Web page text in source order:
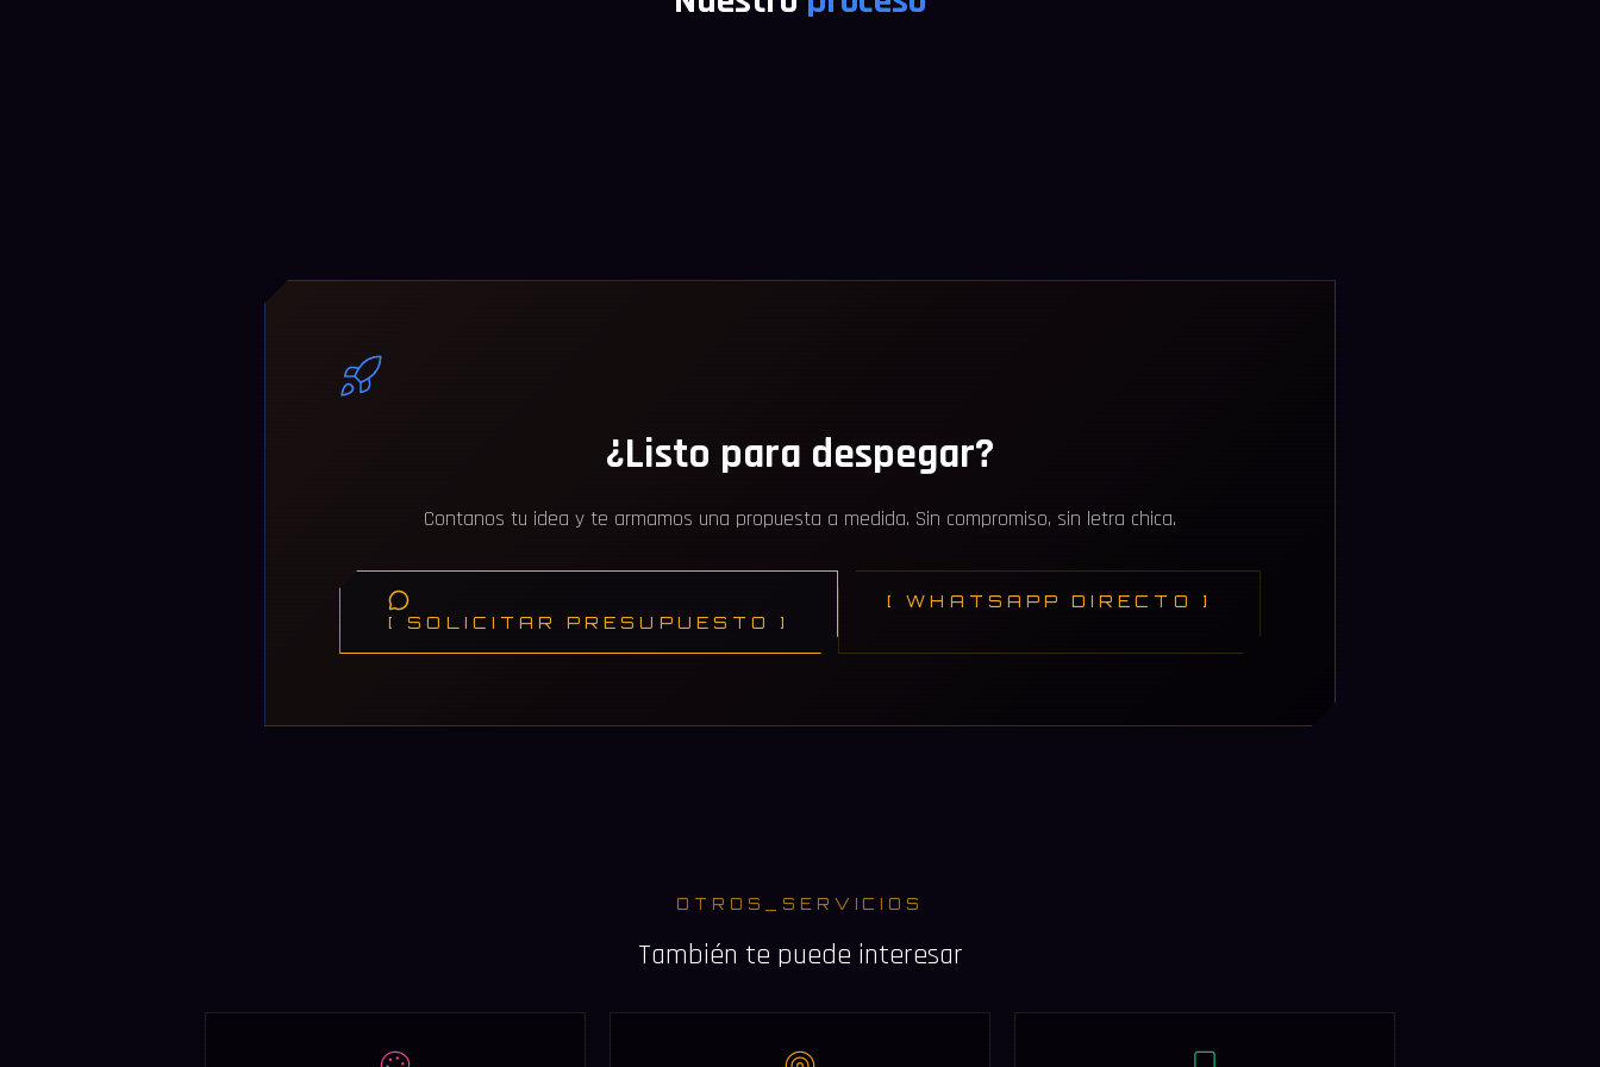
¿Listo para despegar?
Contanos tu idea y te armamos una propuesta a medida. Sin compromiso, sin letra chica.
[ SOLICITAR PRESUPUESTO ]
[ WHATSAPP DIRECTO ]
OTROS_SERVICIOS
También te puede interesar